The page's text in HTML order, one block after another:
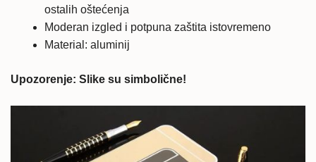
ostalih oštećenja
Moderan izgled i potpuna zaštita istovremeno
Material: aluminij
Upozorenje: Slike su simbolične!